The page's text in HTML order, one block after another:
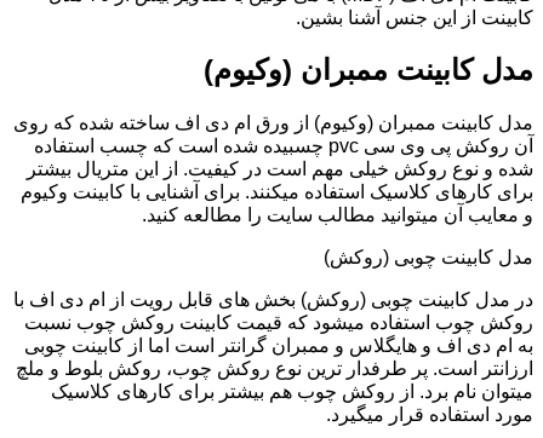
کابینت از این جنس آشنا بشین.
مدل کابینت ممبران (وکیوم)
مدل کابینت ممبران (وکیوم) از ورق ام دی اف ساخته شده که روی
آن روکش پی وی سی pvc چسبیده شده است که چسب استفاده
شده و نوع روکش خیلی مهم است در کیفیت. از این متریال بیشتر
برای کارهای کلاسیک استفاده میکنند. برای آشنایی با کابینت وکیوم
و معایب آن میتوانید مطالب سایت را مطالعه کنید.
مدل کابینت چوبی (روکش)
در مدل کابینت چوبی (روکش) بخش های قابل رویت از ام دی اف با
روکش چوب استفاده میشود که قیمت کابینت روکش چوب نسبت
به ام دی اف و هایگلاس و ممبران گرانتر است اما از کابینت چوبی
ارزانتر است. پر طرفدار ترین نوع روکش چوب، روکش بلوط و ملچ
میتوان نام برد. از روکش چوب هم بیشتر برای کارهای کلاسیک
مورد استفاده قرار میگیرد.